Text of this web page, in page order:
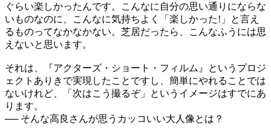
ぐらい楽しかったんです。こんなに自分の思い通りにならな
いものなのに、こんなに気持ちよく「楽しかった!」と言え
るものってなかなかない。芝居だったら、こんなふうには思
えないと思います。
それは、『アクターズ・ショート・フィルム』というプロジ
ェクトありきで実現したことですし、簡単にやれることでは
ないけれど、「次はこう撮るぞ」というイメージはすでにあ
ります。
── そんな高良さんが思うカッコいい大人像とは？